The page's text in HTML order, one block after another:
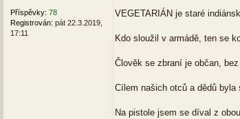
Příspěvky: 78
Registrován: pát 22.3.2019,
17:11
v
e
VEGETARIÁN je staré
Kdo sloužil v armádě, ten se
Člověk se zbraní je občan,
Cílem našich otců a dědů
Na pistole jsem se díval z